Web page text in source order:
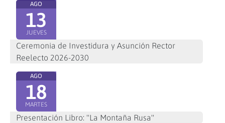
AGO
13
JUEVES
Ceremonia de Investidura y Asunción Rector
Reelecto 2026-2030
AGO
18
MARTES
Presentación Libro: "La Montaña Rusa"